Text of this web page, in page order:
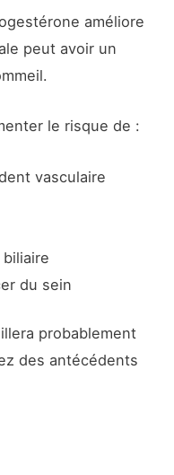
améliore
peut avoir un
le risque de :
vasculaire
du sein
probablement
des antécédents